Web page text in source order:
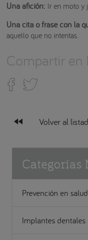
Una afición:Ir en moto y
Una cita o frase con la
aquello que no intentas.
fast_rewind Volver al
Categorías
Prevención en
Implantes dentales